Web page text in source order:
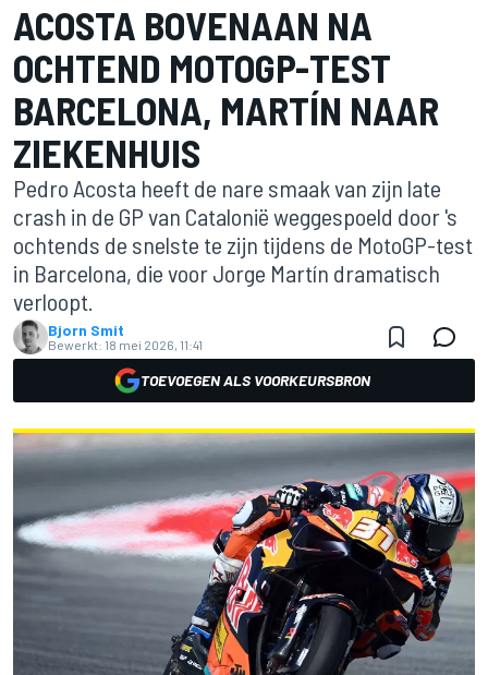
ACOSTA BOVENAAN NA
OCHTEND MOTOGP-TEST
BARCELONA, MARTÍN NAAR
ZIEKENHUIS
Pedro Acosta heeft de nare smaak van zijn late
crash in de GP van Catalonië weggespoeld door 's
ochtends de snelste te zijn tijdens de MotoGP-test
in Barcelona, die voor Jorge Martín dramatisch
verloopt.
Bjorn Smit
Bewerkt: 18 mei 2026, 11:41
TOEVOEGEN ALS VOORKEURSBRON